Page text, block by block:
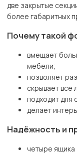
две закрытые
более габаритных
Почему такой
вмещает
мебели;
позволяет
скрывает всё
подходит для
делает
Надёжность и
четыре ящика